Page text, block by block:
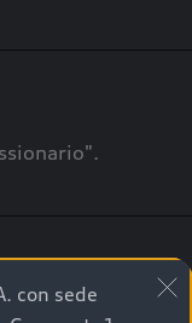
Care
con sede